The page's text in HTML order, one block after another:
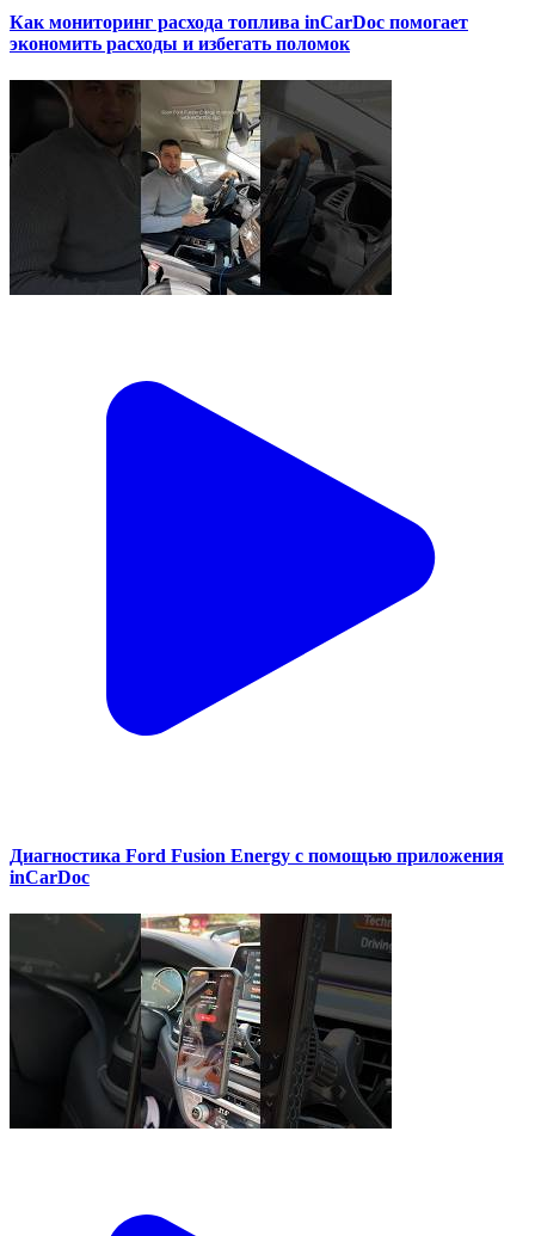
Как мониторинг расхода топлива inCarDoc помогает
экономить расходы и избегать поломок
Диагностика Ford Fusion Energy с помощью приложения
inCarDoc